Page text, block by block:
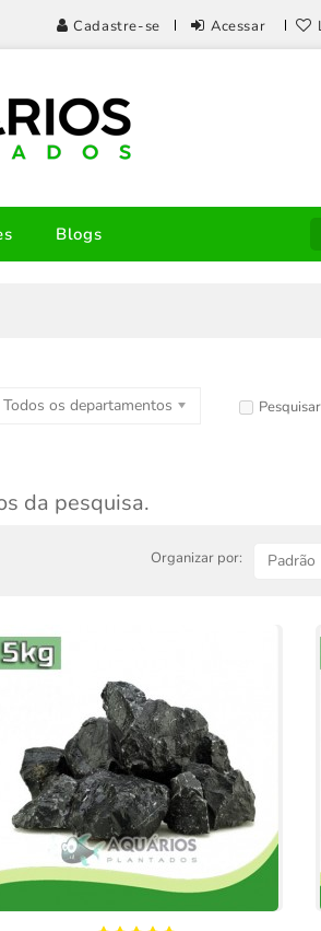
Cadastre-se Acessar
Blogs
Todos os departamentos
da pesquisa.
Organizar por: Padrão